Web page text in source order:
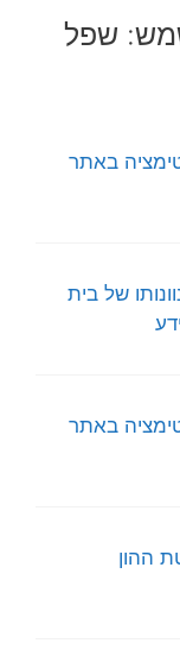
שפל
באתר
של בית
באתר
ההון